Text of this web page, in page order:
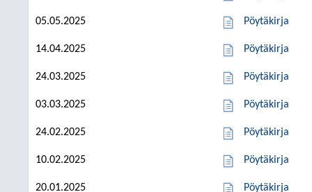
05.05.2025 Pöytäkirja
14.04.2025 Pöytäkirja
24.03.2025 Pöytäkirja
03.03.2025 Pöytäkirja
24.02.2025 Pöytäkirja
10.02.2025 Pöytäkirja
20.01.2025 Pöytäkirja